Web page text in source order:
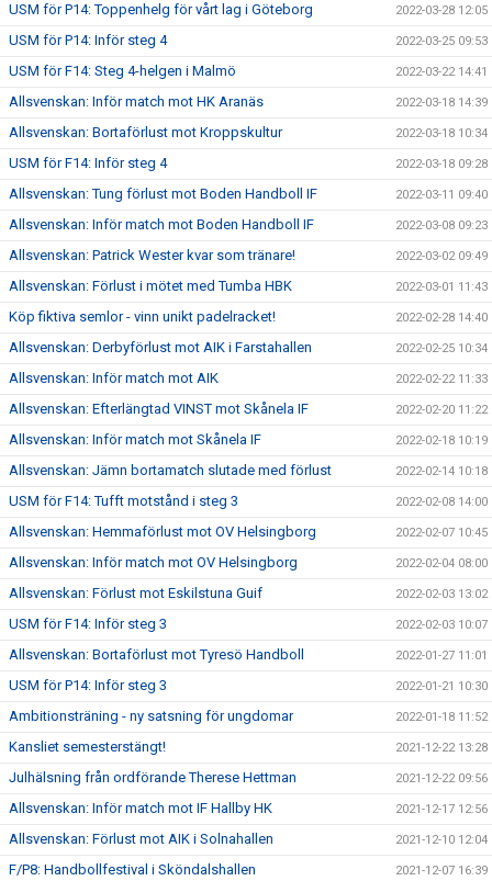
USM för P14: Toppenhelg för vårt lag i Göteborg 2022-03-28 12:05
USM för P14: Inför steg 4 2022-03-25 09:53
USM för F14: Steg 4-helgen i Malmö 2022-03-22 14:41
Allsvenskan: Inför match mot HK Aranäs 2022-03-18 14:39
Allsvenskan: Bortaförlust mot Kroppskultur 2022-03-18 10:34
USM för F14: Inför steg 4 2022-03-18 09:28
Allsvenskan: Tung förlust mot Boden Handboll IF 2022-03-11 09:40
Allsvenskan: Inför match mot Boden Handboll IF 2022-03-08 09:23
Allsvenskan: Patrick Wester kvar som tränare! 2022-03-02 09:49
Allsvenskan: Förlust i mötet med Tumba HBK 2022-03-01 11:43
Köp fiktiva semlor - vinn unikt padelracket! 2022-02-28 14:40
Allsvenskan: Derbyförlust mot AIK i Farstahallen 2022-02-25 10:34
Allsvenskan: Inför match mot AIK 2022-02-22 11:33
Allsvenskan: Efterlängtad VINST mot Skånela IF 2022-02-20 11:22
Allsvenskan: Inför match mot Skånela IF 2022-02-18 10:19
Allsvenskan: Jämn bortamatch slutade med förlust 2022-02-14 10:18
USM för F14: Tufft motstånd i steg 3 2022-02-08 14:00
Allsvenskan: Hemmaförlust mot OV Helsingborg 2022-02-07 10:45
Allsvenskan: Inför match mot OV Helsingborg 2022-02-04 08:00
Allsvenskan: Förlust mot Eskilstuna Guif 2022-02-03 13:02
USM för F14: Inför steg 3 2022-02-03 10:07
Allsvenskan: Bortaförlust mot Tyresö Handboll 2022-01-27 11:01
USM för P14: Inför steg 3 2022-01-21 10:30
Ambitionsträning - ny satsning för ungdomar 2022-01-18 11:52
Kansliet semesterstängt! 2021-12-22 13:28
Julhälsning från ordförande Therese Hettman 2021-12-22 09:56
Allsvenskan: Inför match mot IF Hallby HK 2021-12-17 12:56
Allsvenskan: Förlust mot AIK i Solnahallen 2021-12-10 12:04
F/P8: Handbollfestival i Sköndalshallen 2021-12-07 16:39